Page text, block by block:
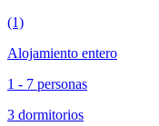
(1)
Alojamiento entero
1 - 7 personas
3 dormitorios